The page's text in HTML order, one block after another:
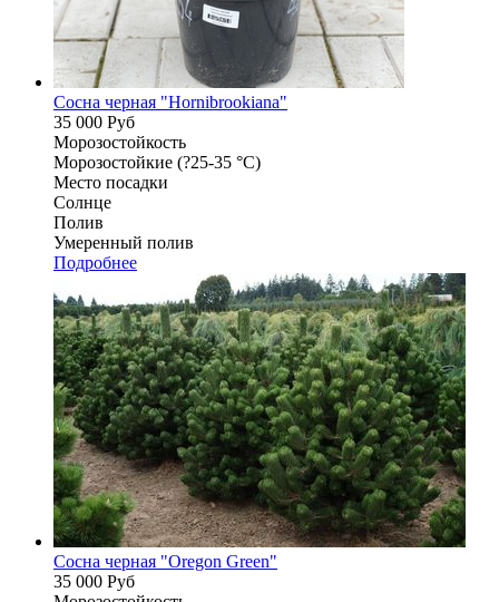
Сосна черная "Hornibrookiana"
35 000 Руб
Морозостойкость
Морозостойкие (?25-35 °С)
Место посадки
Солнце
Полив
Умеренный полив
Подробнее
Сосна черная "Oregon Green"
35 000 Руб